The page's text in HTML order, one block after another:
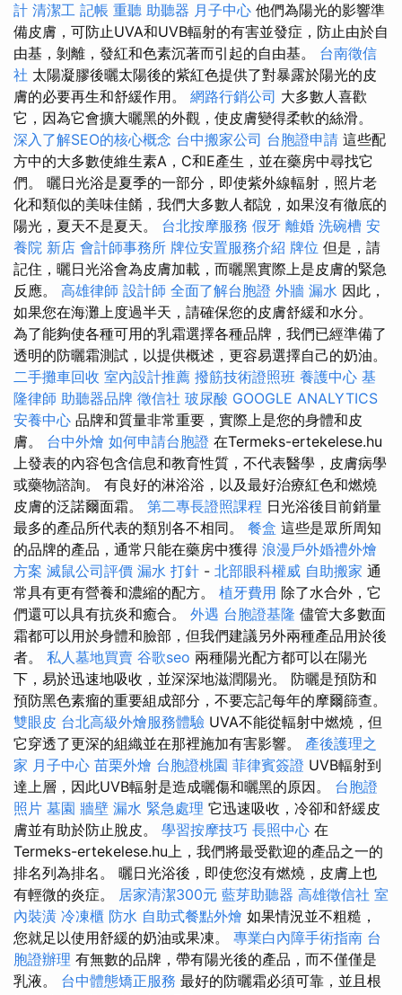
計 清潔工 記帳 重聽 助聽器 月子中心 他們為陽光的影響準
備皮膚，可防止UVA和UVB輻射的有害並發症，防止由於自
由基，剝離，發紅和色素沉著而引起的自由基。 台南徵信
社 太陽凝膠後曬太陽後的紫紅色提供了對暴露於陽光的皮
膚的必要再生和舒緩作用。 網路行銷公司 大多數人喜歡
它，因為它會擴大曬黑的外觀，使皮膚變得柔軟的絲滑。
深入了解SEO的核心概念 台中搬家公司 台胞證申請 這些配
方中的大多數使維生素A，C和E產生，並在藥房中尋找它
們。 曬日光浴是夏季的一部分，即使紫外線輻射，照片老
化和類似的美味佳餚，我們大多數人都說，如果沒有徹底的
陽光，夏天不是夏天。 台北按摩服務 假牙 離婚 洗碗槽 安
養院 新店 會計師事務所 牌位安置服務介紹 牌位 但是，請
記住，曬日光浴會為皮膚加載，而曬黑實際上是皮膚的緊急
反應。 高雄律師 設計師 全面了解台胞證 外牆 漏水 因此，
如果您在海灘上度過半天，請確保您的皮膚舒緩和水分。
為了能夠使各種可用的乳霜選擇各種品牌，我們已經準備了
透明的防曬霜測試，以提供概述，更容易選擇自己的奶油。
二手攤車回收 室內設計推薦 撥筋技術證照班 養護中心 基
隆律師 助聽器品牌 徵信社 玻尿酸 GOOGLE ANALYTICS
安養中心 品牌和質量非常重要，實際上是您的身體和皮
膚。 台中外燴 如何申請台胞證 在Termeks-ertekelese.hu
上發表的內容包含信息和教育性質，不代表醫學，皮膚病學
或藥物諮詢。 有良好的淋浴浴，以及最好治療紅色和燃燒
皮膚的泛諾爾面霜。 第二專長證照課程 日光浴後目前銷量
最多的產品所代表的類別各不相同。 餐盒 這些是眾所周知
的品牌的產品，通常只能在藥房中獲得 浪漫戶外婚禮外燴
方案 滅鼠公司評價 漏水 打針 - 北部眼科權威 自助搬家 通
常具有更有營養和濃縮的配方。 植牙費用 除了水合外，它
們還可以具有抗炎和癒合。 外遇 台胞證基隆 儘管大多數面
霜都可以用於身體和臉部，但我們建議另外兩種產品用於後
者。 私人墓地買賣 谷歌seo 兩種陽光配方都可以在陽光
下，易於迅速地吸收，並深深地滋潤陽光。 防曬是預防和
預防黑色素瘤的重要組成部分，不要忘記每年的摩爾篩查。
雙眼皮 台北高級外燴服務體驗 UVA不能從輻射中燃燒，但
它穿透了更深的組織並在那裡施加有害影響。 產後護理之
家 月子中心 苗栗外燴 台胞證桃園 菲律賓簽證 UVB輻射到
達上層，因此UVB輻射是造成曬傷和曬黑的原因。 台胞證
照片 墓園 牆壁 漏水 緊急處理 它迅速吸收，冷卻和舒緩皮
膚並有助於防止脫皮。 學習按摩技巧 長照中心 在
Termeks-ertekelese.hu上，我們將最受歡迎的產品之一的
排名列為排名。 曬日光浴後，即使您沒有燃燒，皮膚上也
有輕微的炎症。 居家清潔300元 藍芽助聽器 高雄徵信社 室
內裝潢 冷凍櫃 防水 自助式餐點外燴 如果情況並不粗糙，
您就足以使用舒緩的奶油或果凍。 專業白內障手術指南 台
胞證辦理 有無數的品牌，帶有陽光後的產品，而不僅僅是
乳液。 台中體態矯正服務 最好的防曬霜必須可靠，並且根